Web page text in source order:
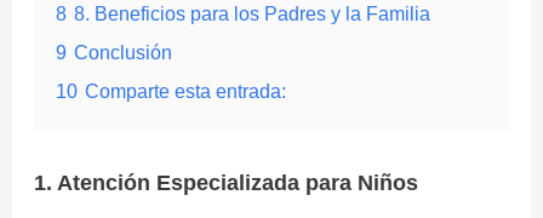
8 8. Beneficios para los Padres y la Familia
9 Conclusión
10 Comparte esta entrada:
1. Atención Especializada para Niños